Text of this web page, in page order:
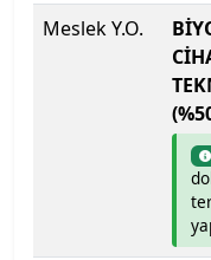
Uluslararası
Uşak
Üsküdar
Van Yüzüncü
Yakın Doğu
Meslek Y.O.